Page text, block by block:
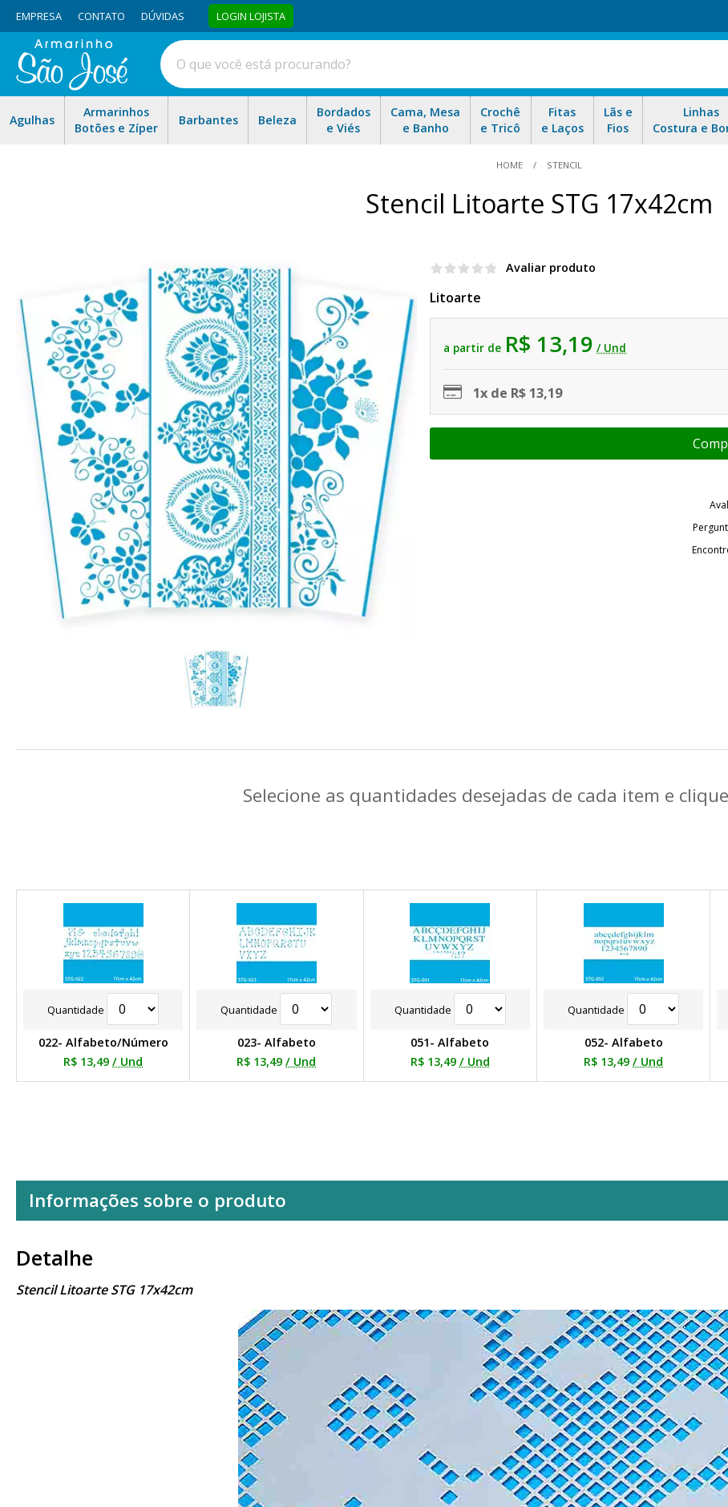
EMPRESA CONTATO DÚVIDAS LOGIN LOJISTA
Agulhas
Armarinhos
Botões e Zíper
Barbantes Beleza
Bordados
e Viés
Cama, Mesa
e Banho
Crochê
e Tricô
Fitas
e Laços
Lãs e
Fios
Linhas
Costura e
HOME STENCIL
Stencil Litoarte STG 17x42cm
Avaliar produto
Litoarte
a partir de R$ 13,19 / Und
1x de R$ 13,19
Selecione as quantidades desejadas de cada item e
Quantidade
022- Alfabeto/Número
R$ 13,49 / Und
Quantidade
023- Alfabeto
R$ 13,49 / Und
Quantidade
051- Alfabeto
R$ 13,49 / Und
Quantidade
052- Alfabeto
R$ 13,49 / Und
Informações sobre o produto
Detalhe
Stencil Litoarte STG 17x42cm